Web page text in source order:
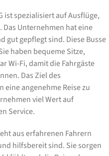
ist spezialisiert auf Ausflüge,
Unternehmen hat eine
gut gepflegt sind. Diese Busse
haben bequeme Sitze,
Wi-Fi, damit die Fahrgäste
Das Ziel des
eine angenehme Reise zu
viel Wert auf
Service.
aus erfahrenen Fahrern
hilfsbereit sind. Sie sorgen